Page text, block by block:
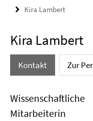
Kira Lambert
Kira Lambert
Kontakt Zur
Wissenschaftliche
Mitarbeiterin